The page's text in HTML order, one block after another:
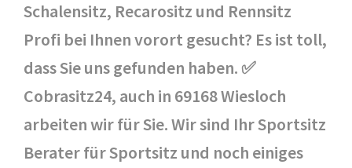
Schalensitz, Recarositz und Rennsitz
Profi bei Ihnen vorort gesucht? Es ist toll,
dass Sie uns gefunden haben. ✅
Cobrasitz24, auch in 69168 Wiesloch
arbeiten wir für Sie. Wir sind Ihr Sportsitz
Berater für Sportsitz und noch einiges